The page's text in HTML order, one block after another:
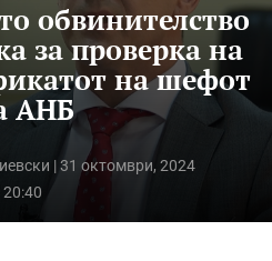
обвинителство
за проверка на
на шефот
АНБ
| 31 октомври, 2024
20:40